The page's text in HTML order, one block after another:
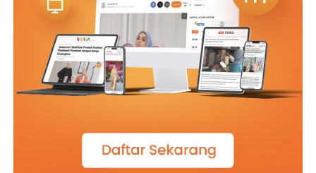
Kang.”
“Jangan sekarang Pak. Saya juga masih belum siap di
rumah belum ada apa apa, wong rumah saya ini agak
jauh sedikit dan berjarak beberapa kebun dari sini.”
“Lah ,ini jalan ke kebun saya sangat rapi batunya saja
kelihatan masih baru semua kang, warga di sini kompak
ya Kang jaga kebersihan.”